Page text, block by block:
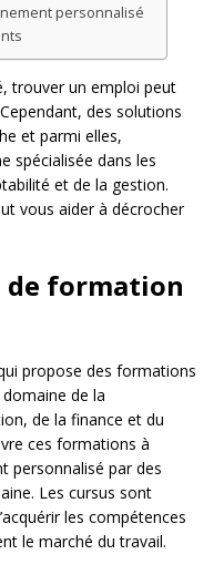
personnalisé
trouver un emploi peut
des solutions
et parmi elles,
spécialisée dans les
et de la gestion.
vous aider à décrocher
de formation
propose des formations
de la
de la finance et du
ces formations à
personnalisé par des
Les cursus sont
les compétences
le marché du travail.